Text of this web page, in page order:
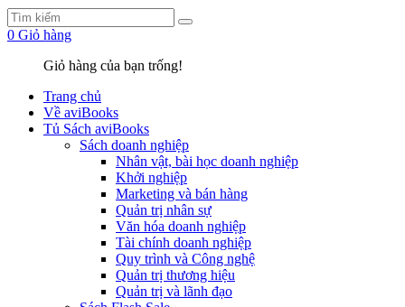
0 Giỏ hàng
Giỏ hàng của bạn trống!
Trang chủ
Về aviBooks
Tủ Sách aviBooks
Sách doanh nghiệp
Nhân vật, bài học doanh nghiệp
Khởi nghiệp
Marketing và bán hàng
Quản trị nhân sự
Văn hóa doanh nghiệp
Tài chính doanh nghiệp
Quy trình và Công nghệ
Quản trị thương hiệu
Quản trị và lãnh đạo